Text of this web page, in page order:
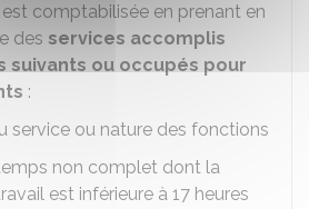
comptabilisée en prenant en
des services accomplis
suivants ou occupés pour
:
service ou nature des fonctions
non complet dont la
est inférieure à 17 heures